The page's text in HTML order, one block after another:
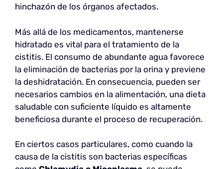
hinchazón de los órganos afectados.
Más allá de los medicamentos, mantenerse
hidratado es vital para el tratamiento de la
cistitis. El consumo de abundante agua favorece
la eliminación de bacterias por la orina y previene
la deshidratación. En consecuencia, pueden ser
necesarios cambios en la alimentación, una dieta
saludable con suficiente líquido es altamente
beneficiosa durante el proceso de recuperación.
En ciertos casos particulares, como cuando la
causa de la cistitis son bacterias específicas